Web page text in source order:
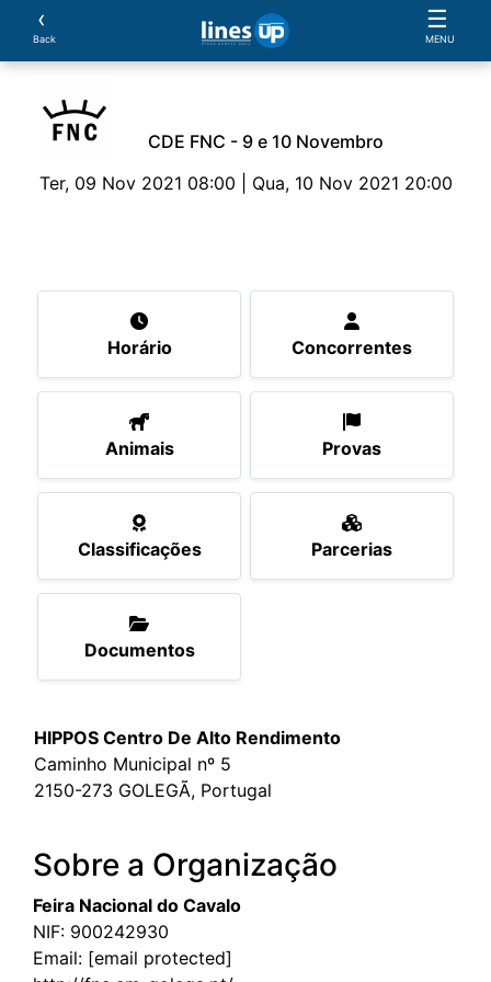
‹
Back
☰
MENU
CDE FNC - 9 e 10 Novembro
Ter, 09 Nov 2021 08:00 | Qua, 10 Nov 2021 20:00
Horário Concorrentes
Animais Provas
Classificações Parcerias
Documentos
HIPPOS Centro De Alto Rendimento
Caminho Municipal nº 5
2150-273 GOLEGÃ, Portugal
Sobre a Organização
Feira Nacional do Cavalo
NIF: 900242930
Email: [email protected]